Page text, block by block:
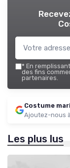
* En
des fins
partenaires.
Costume
Ajoutez-nous
Les plus lus